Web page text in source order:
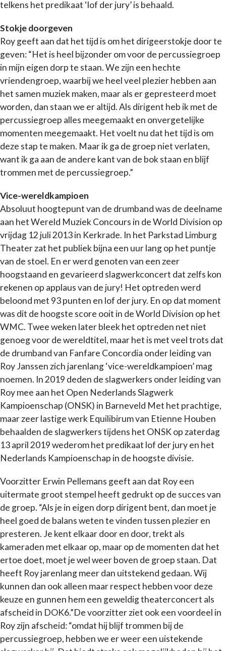
telkens het predikaat ‘lof der jury’ is behaald.
Stokje doorgeven
Roy geeft aan dat het tijd is om het dirigeerstokje door te
geven: “Het is heel bijzonder om voor de percussiegroep
in mijn eigen dorp te staan. We zijn een hechte
vriendengroep, waarbij we heel veel plezier hebben aan
het samen muziek maken, maar als er gepresteerd moet
worden, dan staan we er altijd. Als dirigent heb ik met de
percussiegroep alles meegemaakt en onvergetelijke
momenten meegemaakt. Het voelt nu dat het tijd is om
deze stap te maken. Maar ik ga de groep niet verlaten,
want ik ga aan de andere kant van de bok staan en blijf
trommen met de percussiegroep.”
Vice-wereldkampioen
Absoluut hoogtepunt van de drumband was de deelname
aan het Wereld Muziek Concours in de World Division op
vrijdag 12 juli 2013 in Kerkrade. In het Parkstad Limburg
Theater zat het publiek bijna een uur lang op het puntje
van de stoel. En er werd genoten van een zeer
hoogstaand en gevarieerd slagwerkconcert dat zelfs kon
rekenen op applaus van de jury! Het optreden werd
beloond met 93 punten en lof der jury. En op dat moment
was dit de hoogste score ooit in de World Division op het
WMC. Twee weken later bleek het optreden net niet
genoeg voor de wereldtitel, maar het is met veel trots dat
de drumband van Fanfare Concordia onder leiding van
Roy Janssen zich jarenlang ‘vice-wereldkampioen’ mag
noemen. In 2019 deden de slagwerkers onder leiding van
Roy mee aan het Open Nederlands Slagwerk
Kampioenschap (ONSK) in Barneveld Met het prachtige,
maar zeer lastige werk Equilibirum van Etienne Houben
behaalden de slagwerkers tijdens het ONSK op zaterdag
13 april 2019 wederom het predikaat lof der jury en het
Nederlands Kampioenschap in de hoogste divisie.
Voorzitter Erwin Pellemans geeft aan dat Roy een
uitermate groot stempel heeft gedrukt op de succes van
de groep. “Als je in eigen dorp dirigent bent, dan moet je
heel goed de balans weten te vinden tussen plezier en
presteren. Je kent elkaar door en door, trekt als
kameraden met elkaar op, maar op de momenten dat het
ertoe doet, moet je wel weer boven de groep staan. Dat
heeft Roy jarenlang meer dan uitstekend gedaan. Wij
kunnen dan ook alleen maar respect hebben voor deze
keuze en gunnen hem een geweldig theaterconcert als
afscheid in DOK6.”De voorzitter ziet ook een voordeel in
Roy zijn afscheid: “omdat hij blijf trommen bij de
percussiegroep, hebben we er weer een uistekende